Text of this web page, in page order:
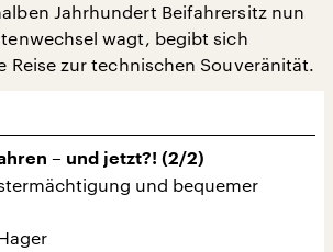
Jahrhundert Beifahrersitz nun
wagt, begibt sich
Reise zur technischen Souveränität.
– und jetzt?! (2/2)
und bequemer